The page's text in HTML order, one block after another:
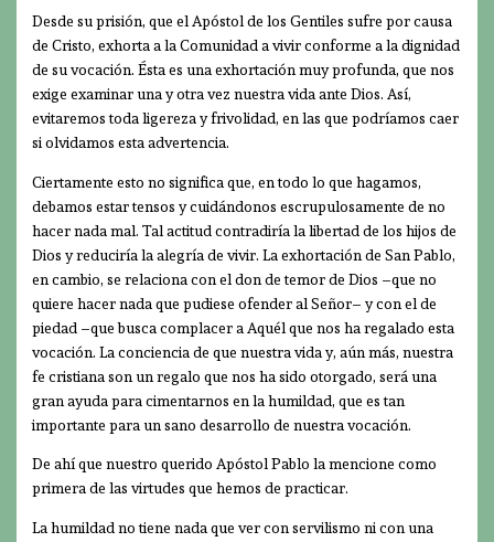
Desde su prisión, que el Apóstol de los Gentiles sufre por causa
de Cristo, exhorta a la Comunidad a vivir conforme a la dignidad
de su vocación. Ésta es una exhortación muy profunda, que nos
exige examinar una y otra vez nuestra vida ante Dios. Así,
evitaremos toda ligereza y frivolidad, en las que podríamos caer
si olvidamos esta advertencia.
Ciertamente esto no significa que, en todo lo que hagamos,
debamos estar tensos y cuidándonos escrupulosamente de no
hacer nada mal. Tal actitud contradiría la libertad de los hijos de
Dios y reduciría la alegría de vivir. La exhortación de San Pablo,
en cambio, se relaciona con el don de temor de Dios –que no
quiere hacer nada que pudiese ofender al Señor– y con el de
piedad –que busca complacer a Aquél que nos ha regalado esta
vocación. La conciencia de que nuestra vida y, aún más, nuestra
fe cristiana son un regalo que nos ha sido otorgado, será una
gran ayuda para cimentarnos en la humildad, que es tan
importante para un sano desarrollo de nuestra vocación.
De ahí que nuestro querido Apóstol Pablo la mencione como
primera de las virtudes que hemos de practicar.
La humildad no tiene nada que ver con servilismo ni con una